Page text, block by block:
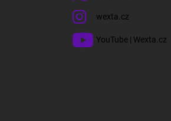
wexta.cz
YouTube | Wexta.cz